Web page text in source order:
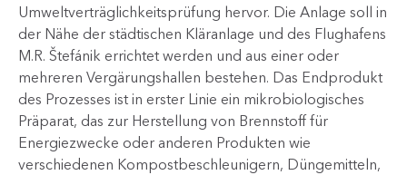
Umweltverträglichkeitsprüfung hervor. Die Anlage soll in
der Nähe der städtischen Kläranlage und des Flughafens
M.R. Štefánik errichtet werden und aus einer oder
mehreren Vergärungshallen bestehen. Das Endprodukt
des Prozesses ist in erster Linie ein mikrobiologisches
Präparat, das zur Herstellung von Brennstoff für
Energiezwecke oder anderen Produkten wie
verschiedenen Kompostbeschleunigern, Düngemitteln,